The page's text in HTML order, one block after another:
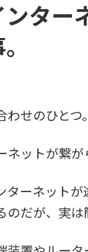
ンタ
せのひとつ。
ットが繋が
ーネットが
だが、実は